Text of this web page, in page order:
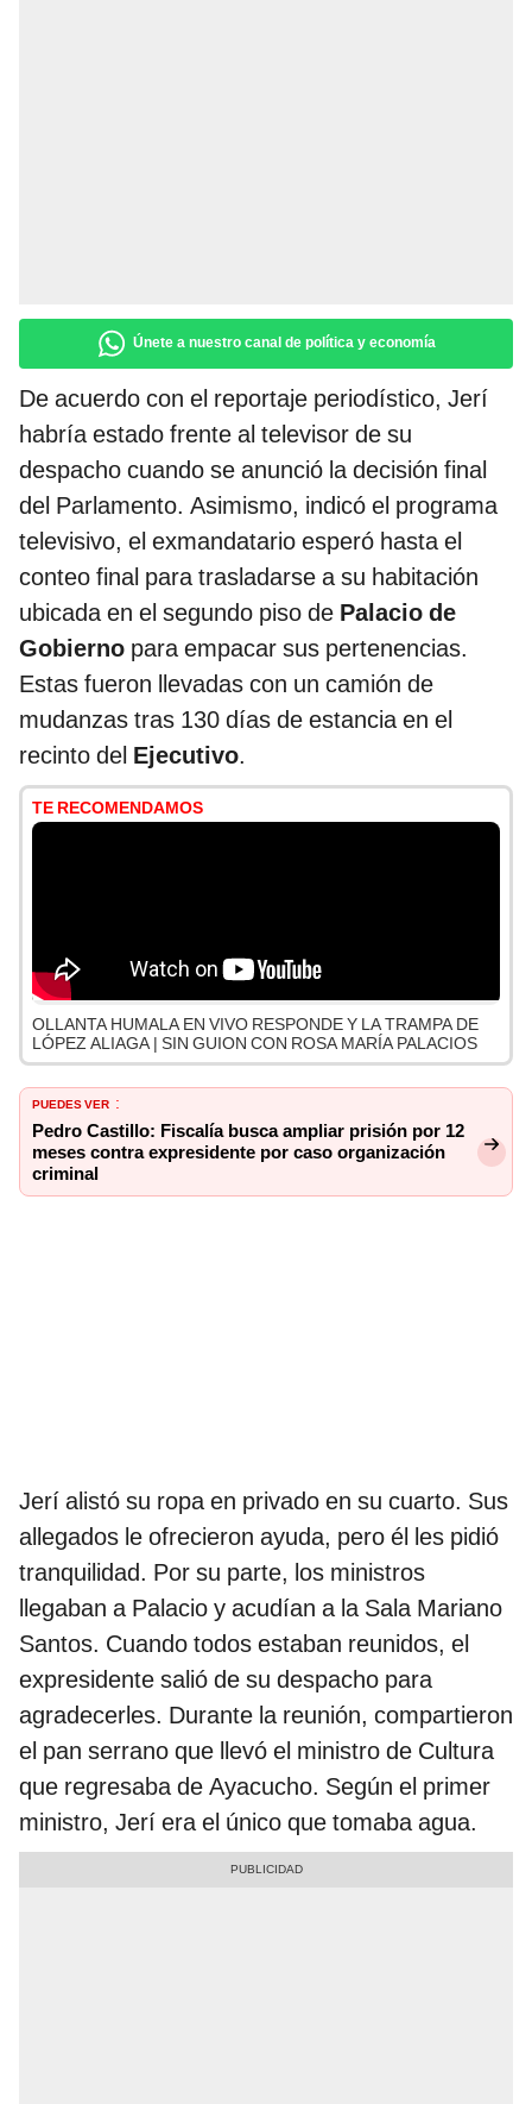
Únete a nuestro canal de política y economía
De acuerdo con el reportaje periodístico, Jerí
habría estado frente al televisor de su
despacho cuando se anunció la decisión final
del Parlamento. Asimismo, indicó el programa
televisivo, el exmandatario esperó hasta el
conteo final para trasladarse a su habitación
ubicada en el segundo piso de Palacio de
Gobierno para empacar sus pertenencias.
Estas fueron llevadas con un camión de
mudanzas tras 130 días de estancia en el
recinto del Ejecutivo.
TE RECOMENDAMOS
OLLANTA HUMALA EN VIVO RESPONDE Y LA TRAMPA DE
LÓPEZ ALIAGA | SIN GUION CON ROSA MARÍA PALACIOS
PUEDES VER :
Pedro Castillo: Fiscalía busca ampliar prisión por 12
meses contra expresidente por caso organización
criminal
Jerí alistó su ropa en privado en su cuarto. Sus
allegados le ofrecieron ayuda, pero él les pidió
tranquilidad. Por su parte, los ministros
llegaban a Palacio y acudían a la Sala Mariano
Santos. Cuando todos estaban reunidos, el
expresidente salió de su despacho para
agradecerles. Durante la reunión, compartieron
el pan serrano que llevó el ministro de Cultura
que regresaba de Ayacucho. Según el primer
ministro, Jerí era el único que tomaba agua.